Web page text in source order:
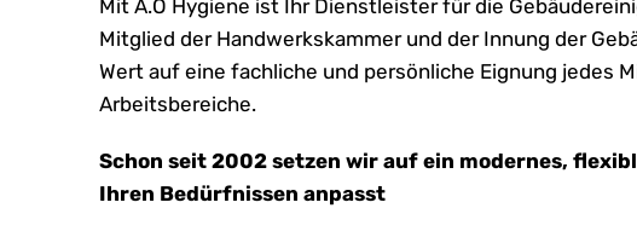
Mit A.O Hygiene ist Ihr Dienstleister für die
Mitglied der Handwerkskammer und der Innung der
Wert auf eine fachliche und persönliche Eignung jedes
Arbeitsbereiche.
Schon seit 2002 setzen wir auf ein modernes,
Ihren Bedürfnissen anpasst